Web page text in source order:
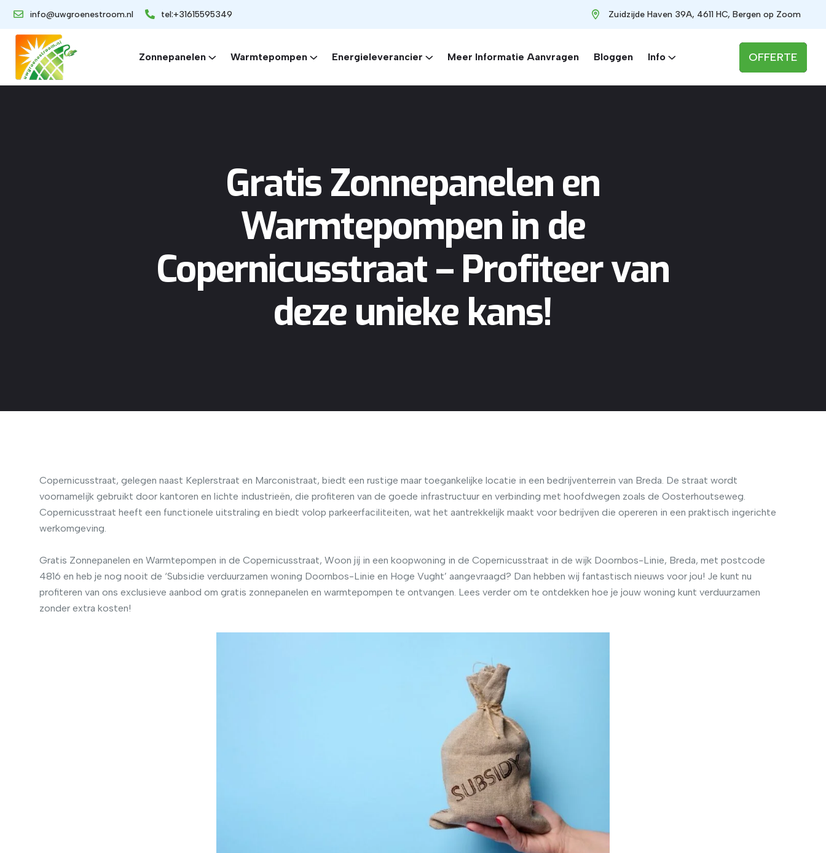
info@uwgroenestroom.nl tel:+31615595349 Zuidzijde Haven 39A, 4611 HC, Bergen op Zoom
Zonnepanelen Warmtepompen Energieleverancier Meer Informatie Aanvragen Bloggen Info OFFERTE
Gratis Zonnepanelen en
Warmtepompen in de
Copernicusstraat – Profiteer van
deze unieke kans!
Copernicusstraat, gelegen naast Keplerstraat en Marconistraat, biedt een rustige maar toegankelijke locatie in een bedrijventerrein van Breda. De straat wordt
voornamelijk gebruikt door kantoren en lichte industrieën, die profiteren van de goede infrastructuur en verbinding met hoofdwegen zoals de Oosterhoutseweg.
Copernicusstraat heeft een functionele uitstraling en biedt volop parkeerfaciliteiten, wat het aantrekkelijk maakt voor bedrijven die opereren in een praktisch ingerichte
werkomgeving.
Gratis Zonnepanelen en Warmtepompen in de Copernicusstraat, Woon jij in een koopwoning in de Copernicusstraat in de wijk Doornbos-Linie, Breda, met postcode
4816 en heb je nog nooit de ‘Subsidie verduurzamen woning Doornbos-Linie en Hoge Vught’ aangevraagd? Dan hebben wij fantastisch nieuws voor jou! Je kunt nu
profiteren van ons exclusieve aanbod om gratis zonnepanelen en warmtepompen te ontvangen. Lees verder om te ontdekken hoe je jouw woning kunt verduurzamen
zonder extra kosten!